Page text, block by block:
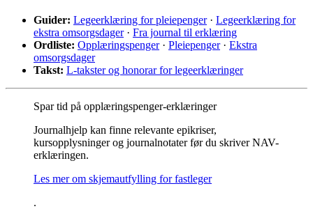
Guider: Legeerklæring for pleiepenger· Legeerklæring for
ekstra omsorgsdager· Fra journal til erklæring
Ordliste: Opplæringspenger· Pleiepenger· Ekstra
omsorgsdager
Takst: L-takster og honorar for legeerklæringer
Spar tid på opplæringspenger-erklæringer
Journalhjelp kan finne relevante epikriser,
kursopplysninger og journalnotater før du skriver NAV-
erklæringen.
Les mer om skjemautfylling for fastleger
.